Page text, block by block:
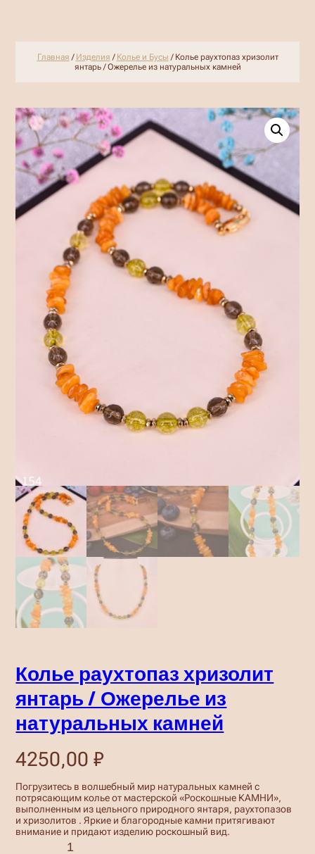
Главная / Изделия / Колье и Бусы / Колье раухтопаз хризолит
янтарь / Ожерелье из натуральных камней
Колье раухтопаз хризолит
янтарь / Ожерелье из
натуральных камней
4250,00₽
Погрузитесь в волшебный мир натуральных камней с
потрясающим колье от мастерской «Роскошные КАМНИ»,
выполненным из цельного природного янтаря, раухтопазов
и хризолитов . Яркие и благородные камни притягивают
внимание и придают изделию роскошный вид.